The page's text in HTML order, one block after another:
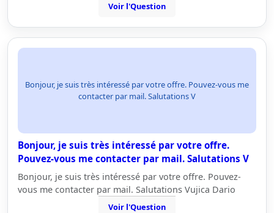
Voir l'Question
Bonjour, je suis très intéressé par votre offre. Pouvez-vous me
contacter par mail. Salutations V
Bonjour, je suis très intéressé par votre offre.
Pouvez-vous me contacter par mail. Salutations V
Bonjour, je suis très intéressé par votre offre. Pouvez-
vous me contacter par mail. Salutations Vujica Dario
Voir l'Question